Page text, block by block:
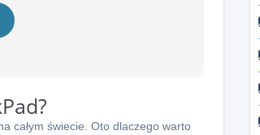
całym świecie. Oto dlaczego warto